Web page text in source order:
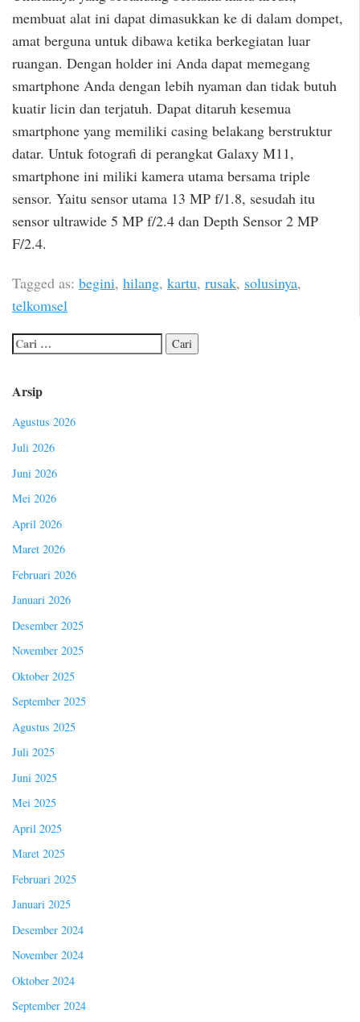
membuat alat ini dapat dimasukkan ke di dalam dompet,
amat berguna untuk dibawa ketika berkegiatan luar
ruangan. Dengan holder ini Anda dapat memegang
smartphone Anda dengan lebih nyaman dan tidak butuh
kuatir licin dan terjatuh. Dapat ditaruh kesemua
smartphone yang memiliki casing belakang berstruktur
datar. Untuk fotografi di perangkat Galaxy M11,
smartphone ini miliki kamera utama bersama triple
sensor. Yaitu sensor utama 13 MP f/1.8, sesudah itu
sensor ultrawide 5 MP f/2.4 dan Depth Sensor 2 MP
F/2.4.
Tagged as: begini, hilang, kartu, rusak, solusinya,
telkomsel
Arsip
Agustus 2026
Juli 2026
Juni 2026
Mei 2026
April 2026
Maret 2026
Februari 2026
Januari 2026
Desember 2025
November 2025
Oktober 2025
September 2025
Agustus 2025
Juli 2025
Juni 2025
Mei 2025
April 2025
Maret 2025
Februari 2025
Januari 2025
Desember 2024
November 2024
Oktober 2024
September 2024